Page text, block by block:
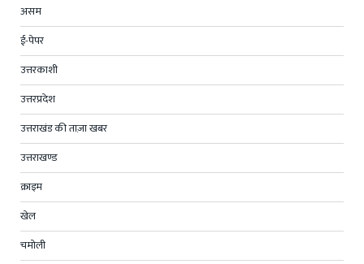
असम
ई-पेपर
उत्तरकाशी
उत्तरप्रदेश
उत्तराखंड की ताज़ा खबर
उत्तराखण्ड
क्राइम
खेल
चमोली